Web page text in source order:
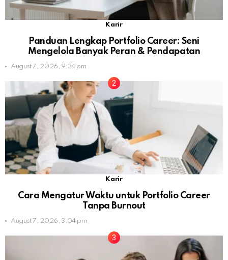
Karir
Panduan Lengkap Portfolio Career: Seni
Mengelola Banyak Peran & Pendapatan
August 7, 2026, 9:34 pm
Karir
Cara Mengatur Waktu untuk Portfolio Career
Tanpa Burnout
August 7, 2026, 3:04 pm